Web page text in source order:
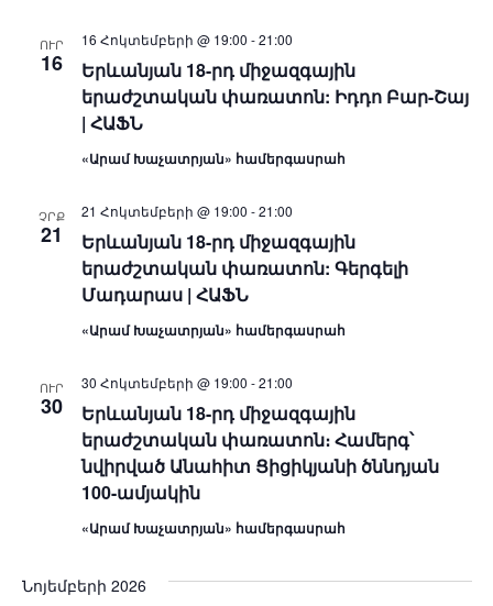
ՈՒՐ
16
Երևանյան 18-րդ միջազգային
երաժշտական փառատոն: Իդդո Բար-Շայ
| ՀԱՖՆ
16 Հոկտեմբերի @ 19:00 -21:00
«Արամ Խաչատրյան» համերգասրահ
ՉՐՔ
21
Երևանյան 18-րդ միջազգային
երաժշտական փառատոն: Գերգելի
Մադարաս | ՀԱՖՆ
21 Հոկտեմբերի @ 19:00 -21:00
«Արամ Խաչատրյան» համերգասրահ
ՈՒՐ
30
Երևանյան 18-րդ միջազգային
երաժշտական փառատոն։ Համերգ՝
նվիրված Անահիտ Ցիցիկյանի ծննդյան
100-ամյակին
30 Հոկտեմբերի @ 19:00 -21:00
«Արամ Խաչատրյան» համերգասրահ
Նոյեմբերի 2026